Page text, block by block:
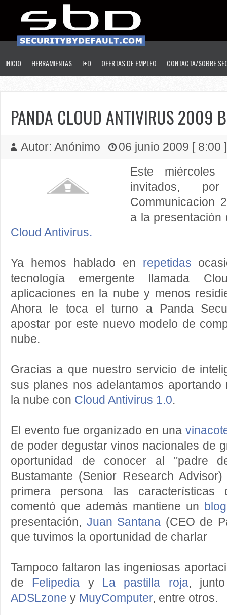
INICIO HERRAMIENTAS I+D OFERTAS DE EMPLEO CONTACTA/SOBRE
PANDA CLOUD ANTIVIRUS 2009
Autor: Anónimo
06 junio 2009 [ 8:00
Este miércoles
invitados,
Communicacion
a la presentación
Cloud Antivirus.
Ya hemos hablado en repetidas
tecnología emergente llamada
aplicaciones en la nube y menos
Ahora le toca el turno a Panda
apostar por este nuevo modelo de
nube.
Gracias a que nuestro servicio de
sus planes nos adelantamos aportando
la nube con Cloud Antivirus 1.0.
El evento fue organizado en una
de poder degustar vinos nacionales de
oportunidad de conocer al "padre
Bustamante (Senior Research
primera persona las
comentó que además mantiene un blog
presentación, Juan Santana (CEO de
que tuvimos la oportunidad de charlar
Tampoco faltaron las ingeniosas
de Felipedia y La pastilla roja,
ADSLzone y MuyComputer, entre otros.